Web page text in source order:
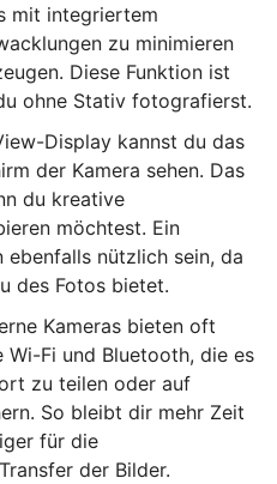
mit integriertem
zu minimieren
Diese Funktion ist
ohne Stativ fotografierst.
Display kannst du das
der Kamera sehen. Das
du kreative
möchtest. Ein
ebenfalls nützlich sein, da
des Fotos bietet.
Kameras bieten oft
Fi und Bluetooth, die es
zu teilen oder auf
So bleibt dir mehr Zeit
für die
der Bilder.